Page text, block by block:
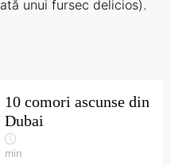
unui fursec delicios).
10 comori ascunse din
Dubai
min